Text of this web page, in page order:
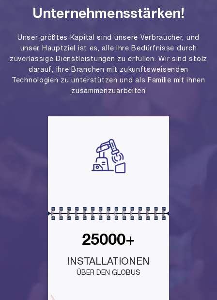
Unternehmensstärken!
Unser größtes Kapital sind unsere Verbraucher, und
unser Hauptziel ist es, alle ihre Bedürfnisse durch
zuverlässige Dienstleistungen zu erfüllen. Wir sind stolz
darauf, ihre Branchen mit zukunftsweisenden
Technologien zu unterstützen und als Familie mit ihnen
zusammenzuarbeiten
25000+
INSTALLATIONEN
ÜBER DEN GLOBUS